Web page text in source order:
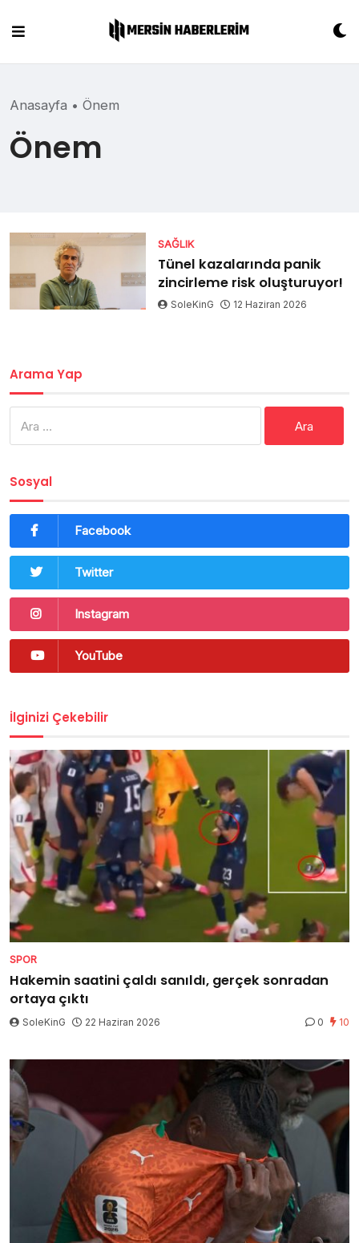
content
Anasayfa • Önem
Önem
SAĞLIK
Tünel kazalarında panik
zincirleme risk oluşturuyor!
SoleKinG 12 Haziran 2026
Arama Yap
Sosyal
Facebook
Twitter
Instagram
YouTube
İlginizi Çekebilir
SPOR
Hakemin saatini çaldı sanıldı, gerçek sonradan
ortaya çıktı
SoleKinG 22 Haziran 2026 0 10